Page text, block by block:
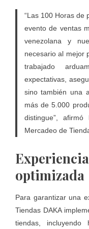
“Las 100 Horas de
evento de ventas
venezolana y
necesario al mejor
trabajado
expectativas,
sino también una
más de 5.000
distingue”,
Mercadeo de
optimizada
Para garantizar una
Tiendas DAKA
tiendas,